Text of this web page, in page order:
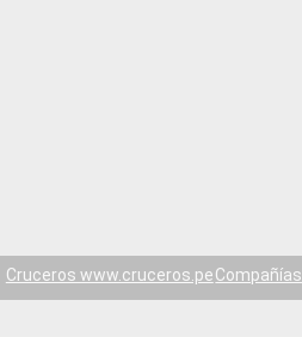
Cruceros www.cruceros.peCompañías